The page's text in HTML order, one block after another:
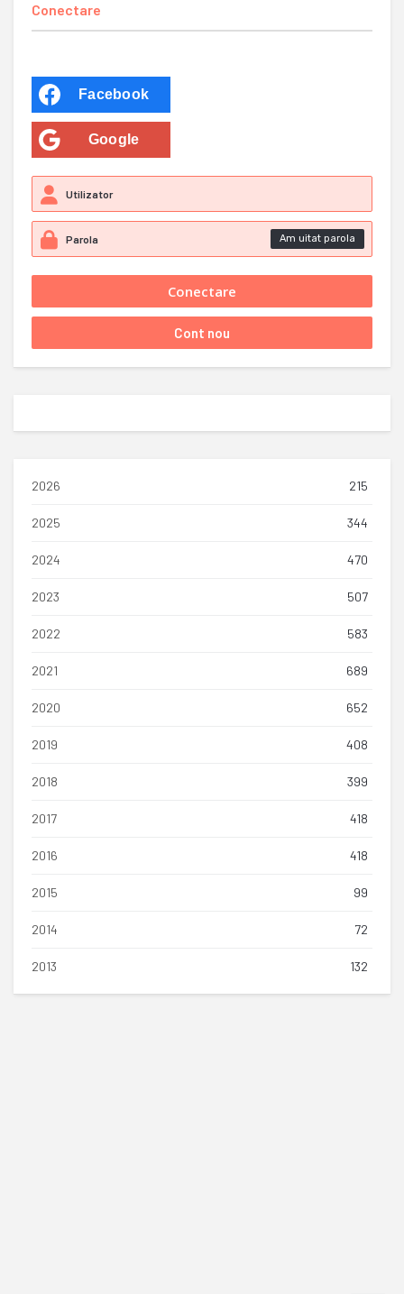
Conectare
Facebook
Google
Am uitat parola
2026 215
2025 344
2024 470
2023 507
2022 583
2021 689
2020 652
2019 408
2018 399
2017 418
2016 418
2015 99
2014 72
2013 132